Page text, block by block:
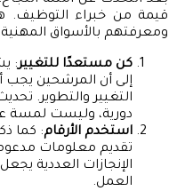
قيمة من خبراء التوظيف.
ومعرفتهم بالأسواق
كن مستعدًا للتغيير:
إلى أن المرشحين يجب
التغيير والتطوير.
دورية، وليست لمسة
استخدم الأرقام: كما
تقديم معلومات مدعومة
الإنجازات العددية
العمل.